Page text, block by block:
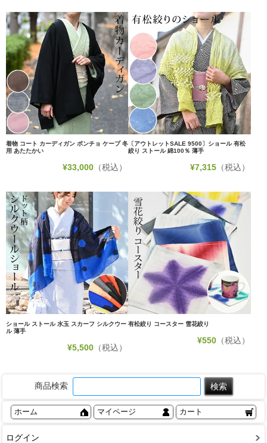
着物 コート カーディガン ポンチョ ケープ 冬
用 あたたかい
¥33,000 （税込）
〔アウトレットSALE 9500〕ショール 有松
絞り ストール 綿100％ 薄手
¥7,315（税込）
ショール ストール 水玉 スカーフ シルクウー
ル 薄手
¥5,500 （税込）
有松絞り コースター 雪花絞り
¥550（税込）
商品検索
ホーム マイページ カート
ログイン